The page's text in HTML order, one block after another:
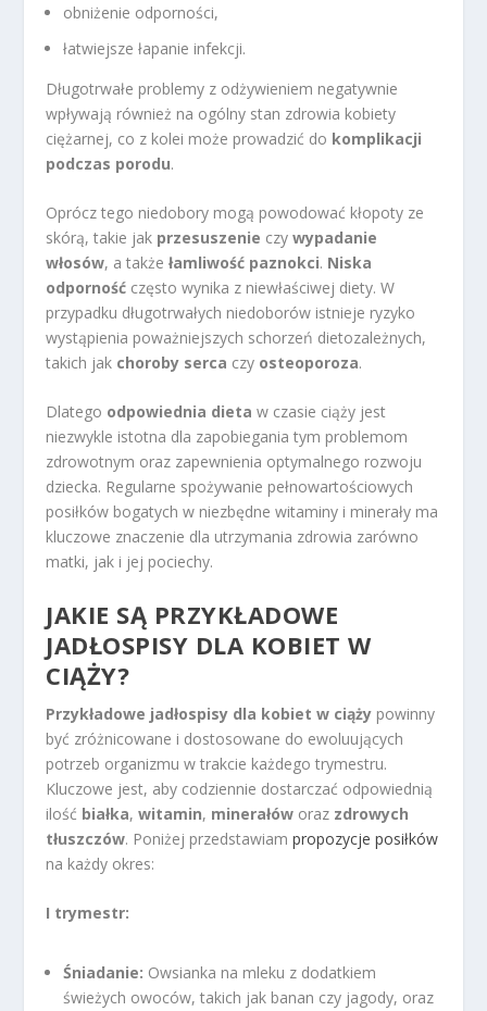
obniżenie odporności,
łatwiejsze łapanie infekcji.
Długotrwałe problemy z odżywieniem negatywnie
wpływają również na ogólny stan zdrowia kobiety
ciężarnej, co z kolei może prowadzić do komplikacji
podczas porodu.
Oprócz tego niedobory mogą powodować kłopoty ze
skórą, takie jak przesuszenie czywypadanie
włosów, a takżełamliwość paznokci. Niska
odporność często wynika z niewłaściwej diety. W
przypadku długotrwałych niedoborów istnieje ryzyko
wystąpienia poważniejszych schorzeń dietozależnych,
takich jak choroby serca czy osteoporoza.
Dlatego odpowiednia dieta w czasie ciąży jest
niezwykle istotna dla zapobiegania tym problemom
zdrowotnym oraz zapewnienia optymalnego rozwoju
dziecka. Regularne spożywanie pełnowartościowych
posiłków bogatych w niezbędne witaminy i minerały ma
kluczowe znaczenie dla utrzymania zdrowia zarówno
matki, jak i jej pociechy.
JAKIE SĄ PRZYKŁADOWE
JADŁOSPISY DLA KOBIET W
CIĄŻY?
Przykładowe jadłospisy dla kobiet w ciąży powinny
być zróżnicowane i dostosowane do ewoluujących
potrzeb organizmu w trakcie każdego trymestru.
Kluczowe jest, aby codziennie dostarczać odpowiednią
ilość białka,witamin, minerałów oraz zdrowych
tłuszczów. Poniżej przedstawiampropozycje posiłków
na każdy okres:
I trymestr:
Śniadanie: Owsianka na mleku z dodatkiem
świeżych owoców, takich jak banan czy jagody, oraz